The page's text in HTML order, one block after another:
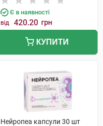
Є в наявності
від 420.20 грн
КУПИТИ
Нейропеа капсули 30 шт